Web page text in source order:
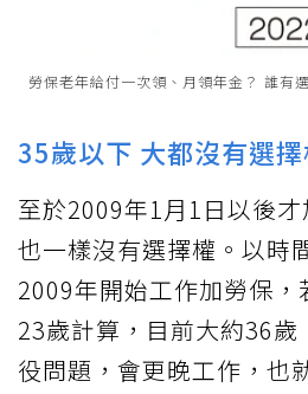
勞保老年給付一次領、月領年金？ 誰有
35歲以下 大都沒有選
至於2009年1月1日以後才
也一樣沒有選擇權。以時
2009年開始工作加勞保
23歲計算，目前大約36歲
役問題，會更晚工作，也